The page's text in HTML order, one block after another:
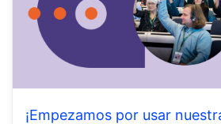
¡Empezamos por usar